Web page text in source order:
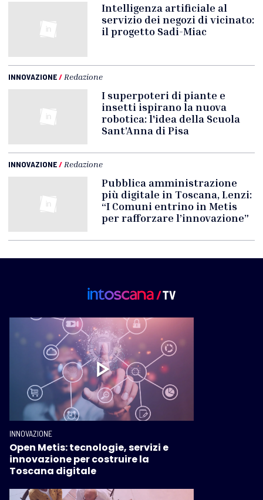
Intelligenza artificiale al
servizio dei negozi di vicinato:
il progetto Sadi-Miac
INNOVAZIONE/ Redazione
I superpoteri di piante e
insetti ispirano la nuova
robotica: l'idea della Scuola
Sant’Anna di Pisa
INNOVAZIONE/ Redazione
Pubblica amministrazione
più digitale in Toscana, Lenzi:
“I Comuni entrino in Metis
per rafforzare l’innovazione”
INNOVAZIONE
Open Metis: tecnologie, servizi e
innovazione per costruire la
Toscana digitale